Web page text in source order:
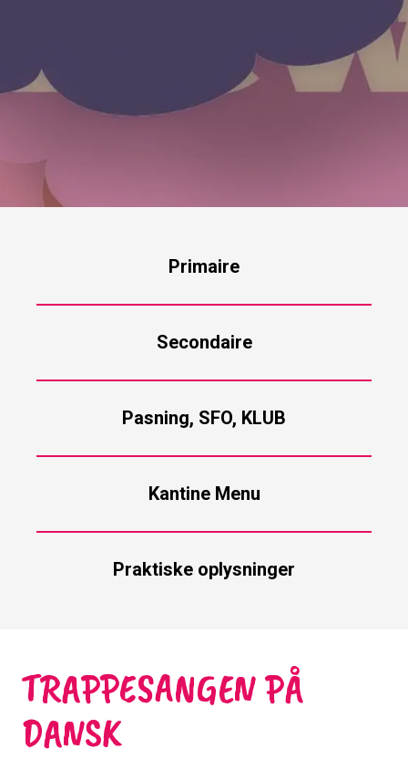
Primaire
Secondaire
Pasning, SFO, KLUB
Kantine Menu
Praktiske oplysninger
TRAPPESANGEN PÅ
DANSK